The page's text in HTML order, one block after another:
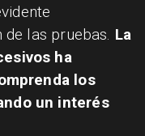
las pruebas. La
ha
los
un interés